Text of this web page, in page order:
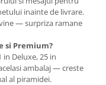
inainte de livrare.
— surpriza ramane
si Premium?
Deluxe, 25 in
ambalaj — creste
al piramidei.